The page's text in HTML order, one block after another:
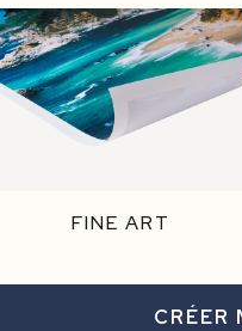
FINE ART
CRÉER